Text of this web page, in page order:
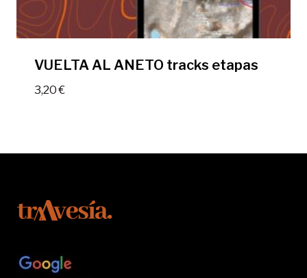
VUELTA AL ANETO tracks etapas
3,20€